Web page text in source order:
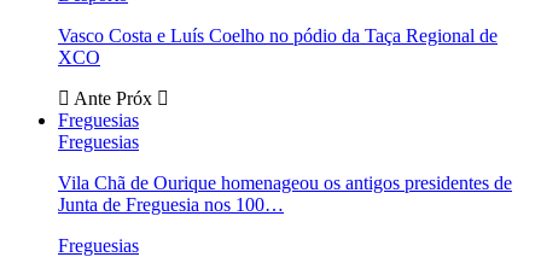
Vasco Costa e Luís Coelho no pódio da Taça Regional de
XCO
Ante Próx
Freguesias
Freguesias
Vila Chã de Ourique homenageou os antigos presidentes de
Junta de Freguesia nos 100…
Freguesias